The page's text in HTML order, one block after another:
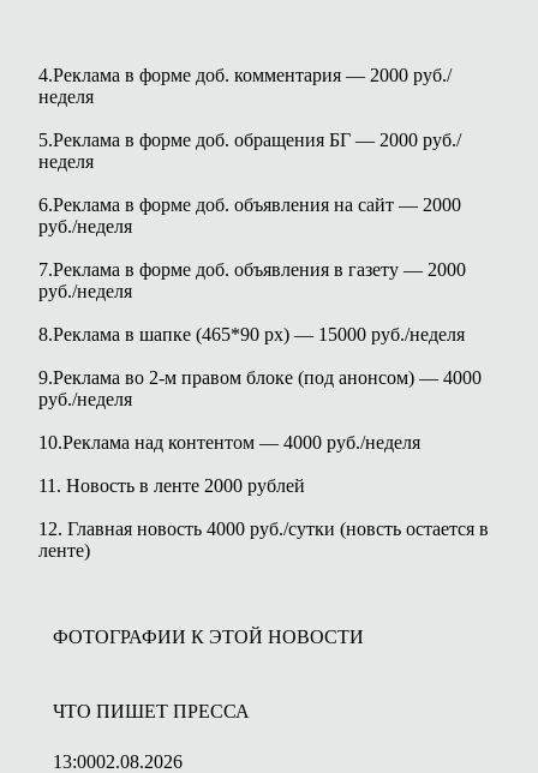
4.Реклама в форме доб. комментария — 2000 руб./
неделя
5.Реклама в форме доб. обращения БГ — 2000 руб./
неделя
6.Реклама в форме доб. объявления на сайт — 2000
руб./неделя
7.Реклама в форме доб. объявления в газету — 2000
руб./неделя
8.Реклама в шапке (465*90 рх) — 15000 руб./неделя
9.Реклама во 2-м правом блоке (под анонсом) — 4000
руб./неделя
10.Реклама над контентом — 4000 руб./неделя
11. Новость в ленте 2000 рублей
12. Главная новость 4000 руб./сутки (новсть остается в
ленте)
ФОТОГРАФИИ К ЭТОЙ НОВОСТИ
ЧТО ПИШЕТ ПРЕССА
13:0002.08.2026